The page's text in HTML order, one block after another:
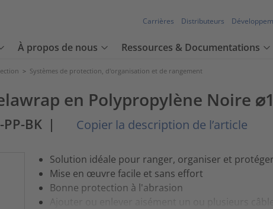
Carrières Distributeurs
À propos de nous Ressources & Documentations
> Systèmes de protection, d'organisation et de rangement
en Polypropylène Noire
BK | Copier la description de l’article
Solution idéale pour ranger, organiser et
Mise en œuvre facile et sans effort
Bonne protection à l'abrasion
Ajouter ou enlever aisément un ou plusieurs